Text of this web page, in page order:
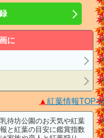
に
▲紅葉情報TOPへ
待坊公園のお天気や紅葉
と紅葉の目安に鑑賞指数